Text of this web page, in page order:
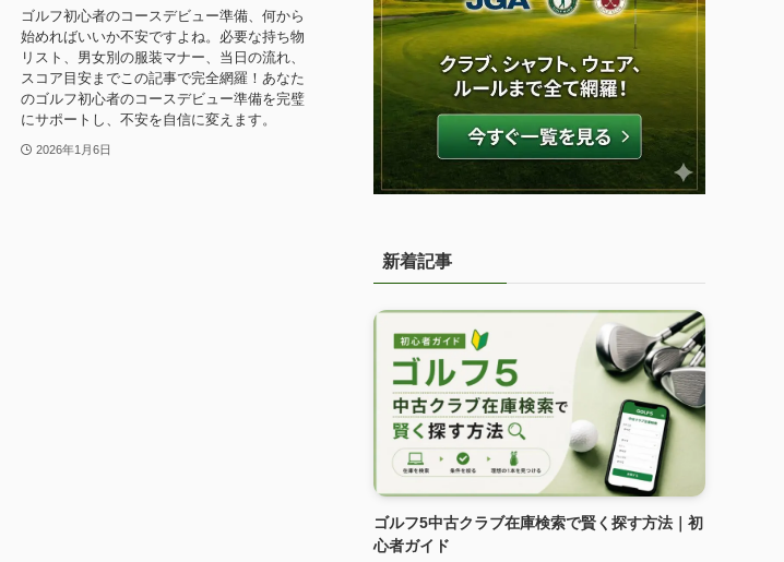
ゴルフ初心者のコースデビュー準備、何から
始めればいいか不安ですよね。必要な持ち物
リスト、男女別の服装マナー、当日の流れ、
スコア目安までこの記事で完全網羅！あなた
のゴルフ初心者のコースデビュー準備を完璧
にサポートし、不安を自信に変えます。
2026年1月6日
新着記事
ゴルフ5中古クラブ在庫検索で賢く探す方法｜初
心者ガイド